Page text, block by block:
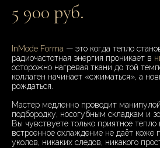
5 900 руб.
InMode Forma — это когда тепло
радиочастотная энергия проникает в
осторожно нагревая ткани до той
коллаген начинает «сжиматься», а
рождаться.
Мастер медленно проводит
подбородку, носогубным складкам и
Вы чувствуете только приятное
встроенное охлаждение не даёт коже
уколов, никаких следов, никакого